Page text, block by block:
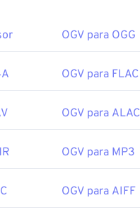
OGV para OGG
OGV para FLAC
OGV para ALAC
OGV para MP3
OGV para AIFF